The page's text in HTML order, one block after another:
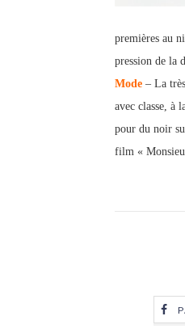
premières au
pression de la
Mode – La
avec classe, à
pour du noir
film «